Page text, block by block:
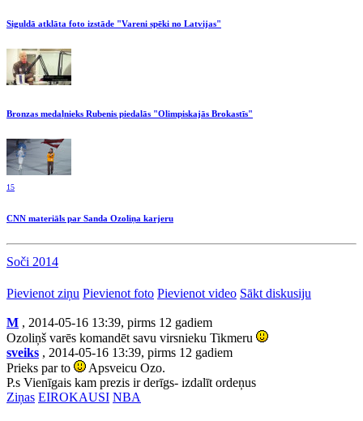
Siguldā atklāta foto izstāde "Vareni spēki no Latvijas"
Bronzas medaļnieks Rubenis piedalās "Olimpiskajās Brokastīs"
15
CNN materiāls par Sanda Ozoliņa karjeru
Soči 2014
Pievienot ziņu Pievienot foto Pievienot video Sākt diskusiju
M , 2014-05-16 13:39, pirms 12 gadiem
Ozoliņš varēs komandēt savu virsnieku Tikmeru
sveiks , 2014-05-16 13:39, pirms 12 gadiem
Prieks par to
Apsveicu Ozo.
P.s Vienīgais kam prezis ir derīgs- izdalīt ordeņus
Ziņas EIROKAUSI NBA